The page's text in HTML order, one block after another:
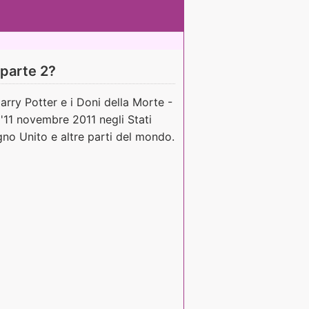
2?
Potter e i Doni della Morte -
novembre 2011 negli Stati
Unito e altre parti del mondo.